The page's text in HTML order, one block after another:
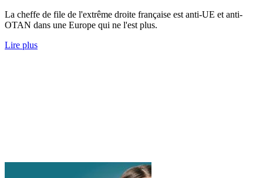
La cheffe de file de l'extrême droite française est anti-UE et anti-
OTAN dans une Europe qui ne l'est plus.
Lire plus